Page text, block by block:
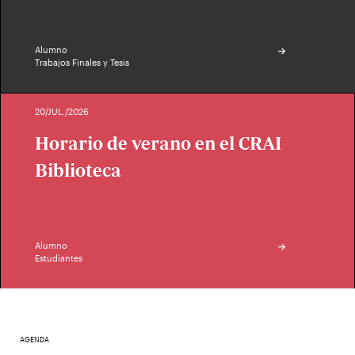
Alumno
Trabajos Finales y Tesis
20/JUL./2026
Horario de verano en el CRAI
Biblioteca
Alumno
Estudiantes
AGENDA